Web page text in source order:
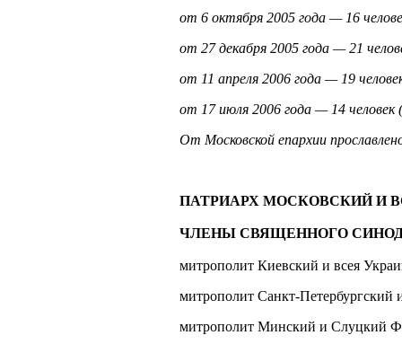
от 6 октября 2005 года — 16
от 27 декабря 2005 года — 21
от 11 апреля 2006 года — 19
от 17 июля 2006 года — 14 человек
От Московской епархии
ПАТРИАРХ МОСКОВСКИЙ И
ЧЛЕНЫ СВЯЩЕННОГО
митрополит Киевский и всея
митрополит Санкт-
митрополит Минский и Слуцкий